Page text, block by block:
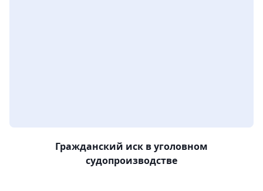
Гражданский иск в уголовном
судопроизводстве